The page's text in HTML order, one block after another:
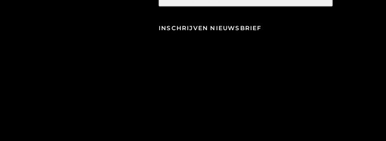
INSCHRIJVEN NIEUWSBRIEF